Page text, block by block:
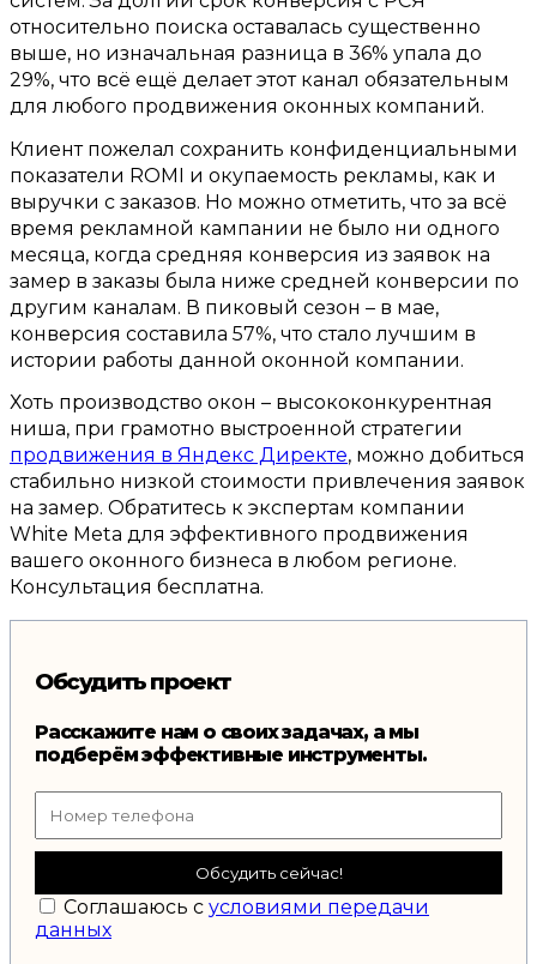
относительно поиска оставалась существенно
выше, но изначальная разница в 36% упала до
29%, что всё ещё делает этот канал обязательным
для любого продвижения оконных компаний.
Клиент пожелал сохранить конфиденциальными
показатели ROMI и окупаемость рекламы, как и
выручки с заказов. Но можно отметить, что за всё
время рекламной кампании не было ни одного
месяца, когда средняя конверсия из заявок на
замер в заказы была ниже средней конверсии по
другим каналам. В пиковый сезон – в мае,
конверсия составила 57%, что стало лучшим в
истории работы данной оконной компании.
Хоть производство окон – высококонкурентная
ниша, при грамотно выстроенной стратегии
продвижения в Яндекс Директе, можно добиться
стабильно низкой стоимости привлечения заявок
на замер. Обратитесь к экспертам компании
White Meta для эффективного продвижения
вашего оконного бизнеса в любом регионе.
Консультация бесплатна.
Обсудить проект
Расскажите нам о своих задачах, а мы
подберём эффективные инструменты.
Обсудить сейчас!
Соглашаюсь с условиями передачи
данных